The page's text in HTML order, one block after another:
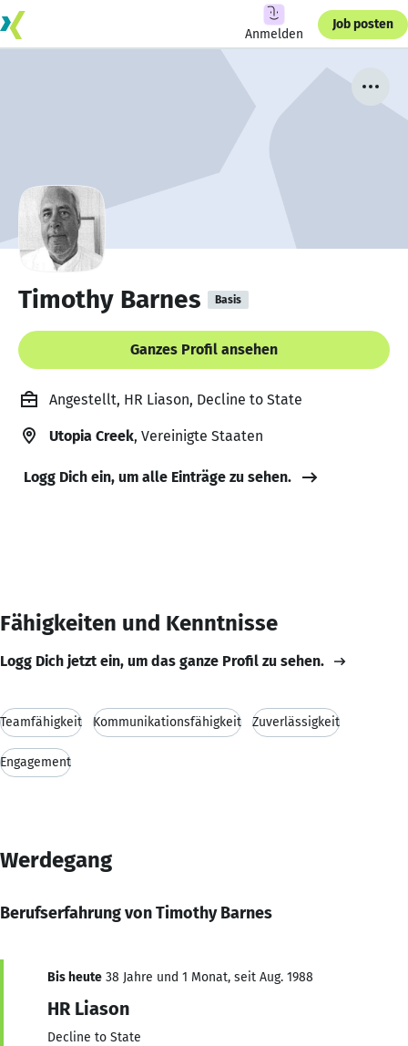
Anmelden
Job posten
Timothy Barnes Basis
Ganzes Profil ansehen
Angestellt, HR Liason, Decline to State
Utopia Creek, Vereinigte Staaten
Logg Dich ein, um alle Einträge zu sehen.
Fähigkeiten und Kenntnisse
Logg Dich jetzt ein, um das ganze Profil zu sehen.
Teamfähigkeit Kommunikationsfähigkeit Zuverlässigkeit
Engagement
Werdegang
Berufserfahrung von Timothy Barnes
Bis heute 38 Jahre und 1 Monat, seit Aug. 1988
HR Liason
Decline to State